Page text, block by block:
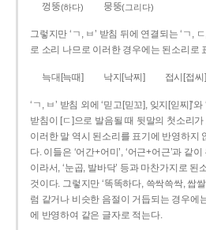
껑뚱(하다) 뭉뚱(그리다)
그렇지만 ‘ㄱ, ㅂ’ 받침 뒤에 연결되는 ‘ㄱ,
로 소리 나므로 이러한 경우에는 된소리로
늑대[늑때] 낙지[낙찌] 접시[접씨]
‘ㄱ, ㅂ’ 받침 외에 ‘믿고[믿꼬], 잊지[읻찌]’
받침이 [ㄷ]으로 발음될 때 뒷말의 첫소리
이러한 말 역시 된소리를 표기에 반영하지
다. 이들은 ‘어간+어미’, ‘어근+어근’과 같
이라서, ‘눈곱, 발바닥’ 등과 마찬가지로 된
것이다. 그렇지만 ‘똑똑하다, 쓱싹쓱싹, 쌉쌀
럼 같거나 비슷한 음절이 거듭되는 경우에
에 반영하여 같은 글자로 적는다.